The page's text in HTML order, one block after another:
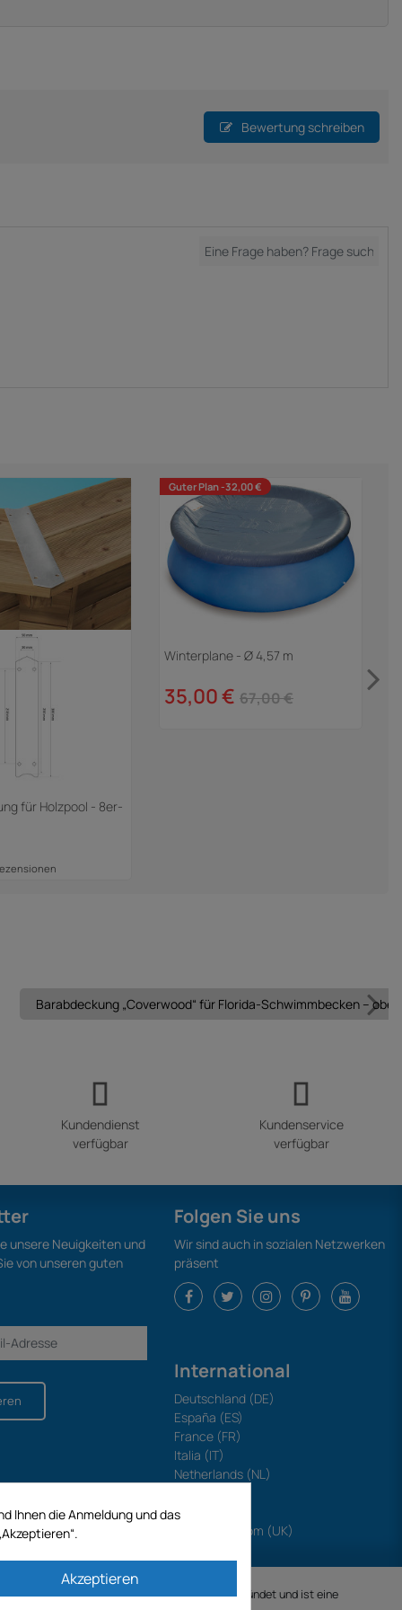
Bewertung schreiben
für Holzpool - 8er-
Guter Plan -32,00 €
Winterplane - Ø 4,57 m
35,00 € 67,00 €
Barabdeckung „Coverwood“ für Florida-Schwimmbecken –
Kundendienst
verfügbar
Kundenservice
verfügbar
unsere Neuigkeiten und
von unseren guten
Folgen Sie uns
Wir sind auch in sozialen Netzwerken
präsent
International
Deutschland (DE)
España (ES)
France (FR)
Italia (IT)
Netherlands (NL)
Portugal (PT)
United Kingdom (UK)
GECODIS.SA wurde am 11.04.1998 gegründet und ist eine
Ihnen die Anmeldung und das
Akzeptieren